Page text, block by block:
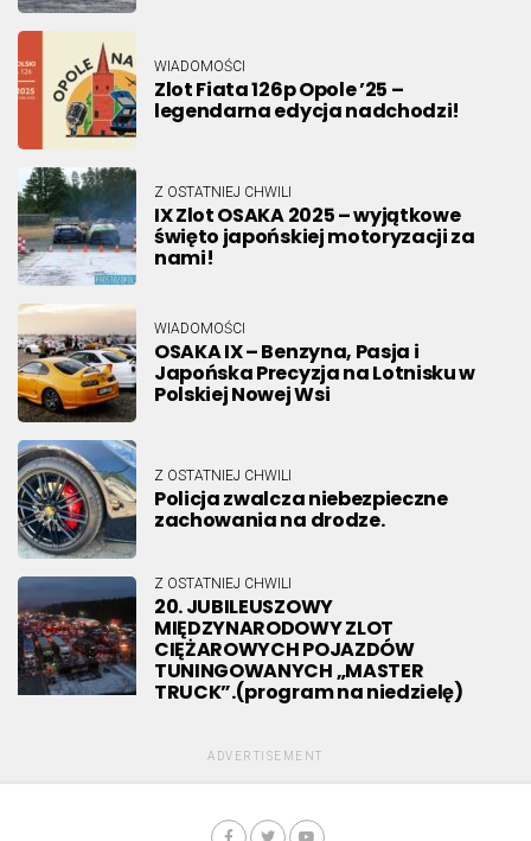
WIADOMOŚCI
Zlot Fiata 126p Opole ’25 –
legendarna edycja nadchodzi!
Z OSTATNIEJ CHWILI
IX Zlot OSAKA 2025 – wyjątkowe
święto japońskiej motoryzacji za
nami!
WIADOMOŚCI
OSAKA IX – Benzyna, Pasja i
Japońska Precyzja na Lotnisku w
Polskiej Nowej Wsi
Z OSTATNIEJ CHWILI
Policja zwalcza niebezpieczne
zachowania na drodze.
Z OSTATNIEJ CHWILI
20. JUBILEUSZOWY
MIĘDZYNARODOWY ZLOT
CIĘŻAROWYCH POJAZDÓW
TUNINGOWANYCH „MASTER
TRUCK”.(program na niedzielę)
ADVERTISEMENT